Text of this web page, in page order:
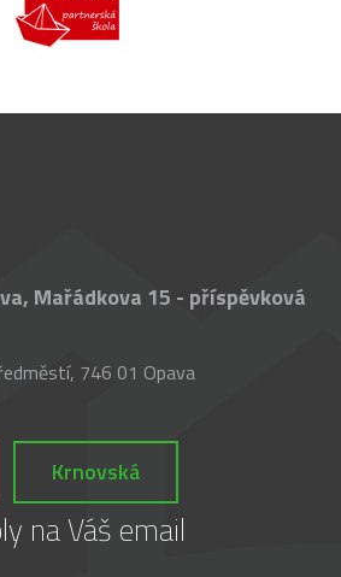
Mařádkova 15 - příspěvková
746 01 Opava
Krnovská
na Váš email